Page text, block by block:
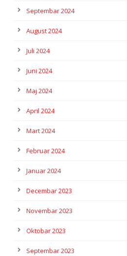
Septembar 2024
August 2024
Juli 2024
Juni 2024
Maj 2024
April 2024
Mart 2024
Februar 2024
Januar 2024
Decembar 2023
Novembar 2023
Oktobar 2023
Septembar 2023